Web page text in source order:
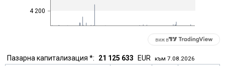
4 200
виж в
Пазарна капитализация *: 21 125 633 EUR към 7.08.2026